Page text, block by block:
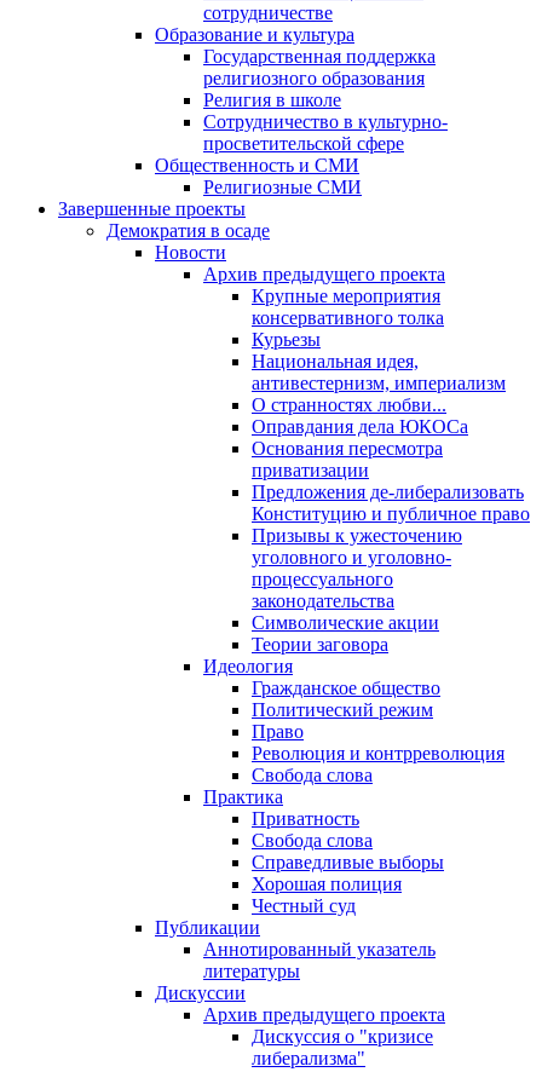
сотрудничестве
Образование и культура
Государственная поддержка
религиозного образования
Религия в школе
Сотрудничество в культурно-
просветительской сфере
Общественность и СМИ
Религиозные СМИ
Завершенные проекты
Демократия в осаде
Новости
Архив предыдущего проекта
Крупные мероприятия
консервативного толка
Курьезы
Национальная идея,
антивестернизм, империализм
О странностях любви...
Оправдания дела ЮКОСа
Основания пересмотра
приватизации
Предложения де-либерализовать
Конституцию и публичное право
Призывы к ужесточению
уголовного и уголовно-
процессуального
законодательства
Символические акции
Теории заговора
Идеология
Гражданское общество
Политический режим
Право
Революция и контрреволюция
Свобода слова
Практика
Приватность
Свобода слова
Справедливые выборы
Хорошая полиция
Честный суд
Публикации
Аннотированный указатель
литературы
Дискуссии
Архив предыдущего проекта
Дискуссия о "кризисе
либерализма"